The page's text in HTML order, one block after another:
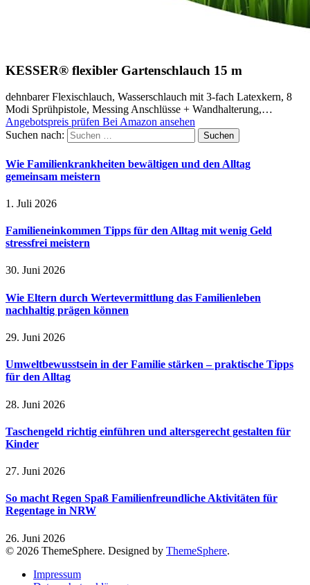
KESSER® flexibler Gartenschlauch 15 m
dehnbarer Flexischlauch, Wasserschlauch mit 3-fach Latexkern, 8
Modi Sprühpistole, Messing Anschlüsse + Wandhalterung,…
Angebotspreis prüfen Bei Amazon ansehen
Suchen nach:
Wie Familienkrankheiten bewältigen und den Alltag
gemeinsam meistern
1. Juli 2026
Familieneinkommen Tipps für den Alltag mit wenig Geld
stressfrei meistern
30. Juni 2026
Wie Eltern durch Wertevermittlung das Familienleben
nachhaltig prägen können
29. Juni 2026
Umweltbewusstsein in der Familie stärken – praktische Tipps
für den Alltag
28. Juni 2026
Taschengeld richtig einführen und altersgerecht gestalten für
Kinder
27. Juni 2026
So macht Regen Spaß Familienfreundliche Aktivitäten für
Regentage in NRW
26. Juni 2026
© 2026 ThemeSphere. Designed by ThemeSphere.
Impressum